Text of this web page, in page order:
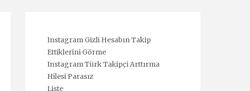
Instagram Gizli Hesabın Takip
Ettiklerini Görme
Instagram Türk Takipçi Arttırma
Hilesi Parasız
Liste